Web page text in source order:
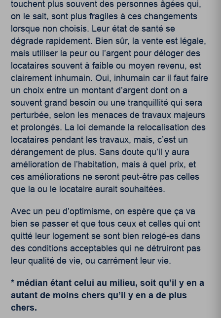
touchent plus souvent des personnes âgées qui,
on le sait, sont plus fragiles à ces changements
lorsque non choisis. Leur état de santé se
dégrade rapidement. Bien sûr, la vente est légale,
mais utiliser la peur ou l’argent pour déloger des
locataires souvent à faible ou moyen revenu, est
clairement inhumain. Oui, inhumain car il faut faire
un choix entre un montant d’argent dont on a
souvent grand besoin ou une tranquillité qui sera
perturbée, selon les menaces de travaux majeurs
et prolongés. La loi demande la relocalisation des
locataires pendant les travaux, mais, c’est un
dérangement de plus. Sans doute qu’il y aura
amélioration de l’habitation, mais à quel prix, et
ces améliorations ne seront peut-être pas celles
que la ou le locataire aurait souhaitées.
Avec un peu d’optimisme, on espère que ça va
bien se passer et que tous ceux et celles qui ont
quitté leur logement se sont bien relogé-es dans
des conditions acceptables qui ne détruiront pas
leur qualité de vie, ou carrément leur vie.
* médian étant celui au milieu, soit qu’il y en a
autant de moins chers qu’il y en a de plus
chers.